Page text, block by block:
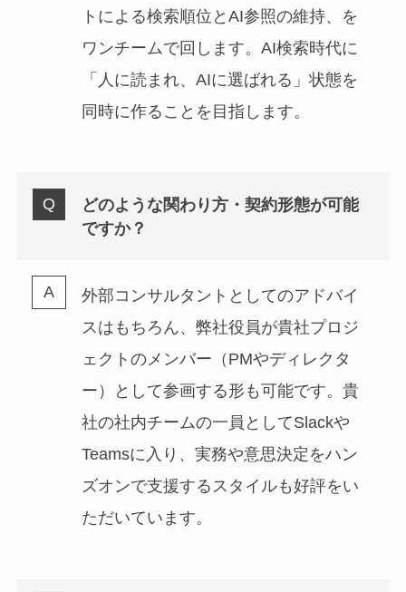
トによる検索順位とAI参照の維持、を
ワンチームで回します。AI検索時代に
「人に読まれ、AIに選ばれる」状態を
同時に作ることを目指します。
どのような関わり方・契約形態が可能
ですか？
外部コンサルタントとしてのアドバイ
スはもちろん、弊社役員が貴社プロジ
ェクトのメンバー（PMやディレクタ
ー）として参画する形も可能です。貴
社の社内チームの一員としてSlackや
Teamsに入り、実務や意思決定をハン
ズオンで支援するスタイルも好評をい
ただいています。